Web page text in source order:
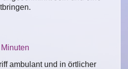
ambulant und in örtlicher